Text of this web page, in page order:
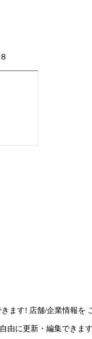
ます! 店舗/企業情報を
由に更新・編集できま